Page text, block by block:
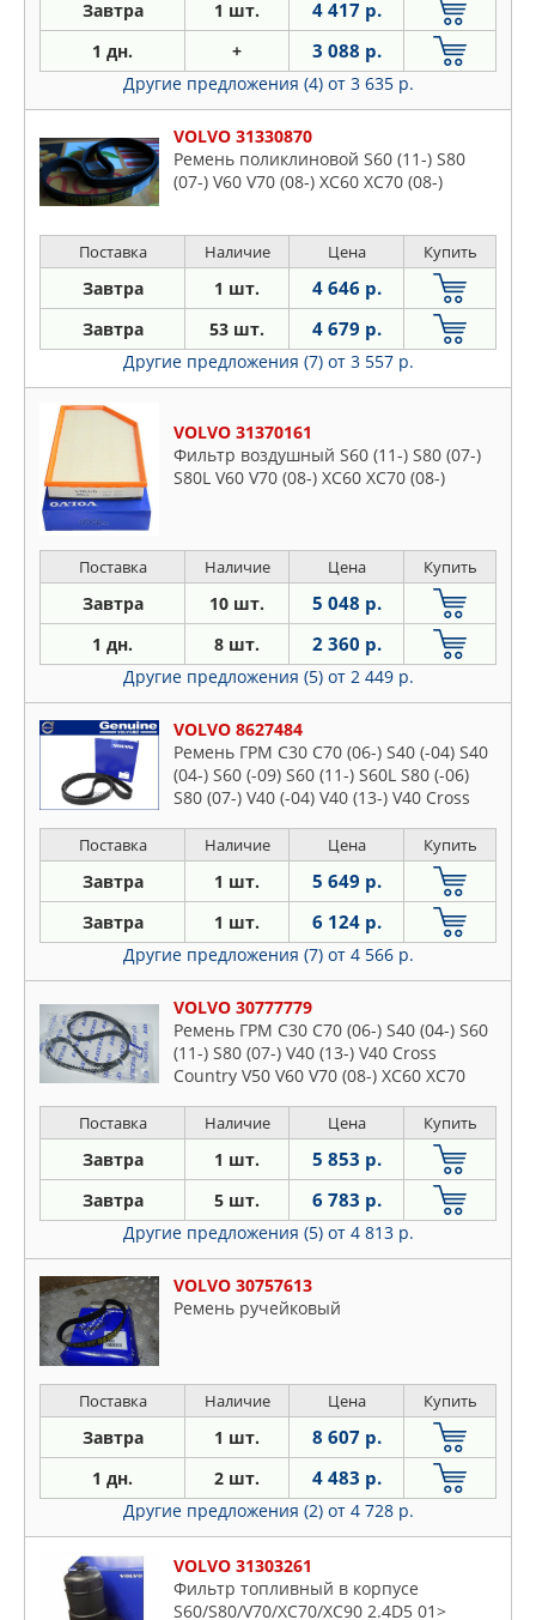
Завтра 1 шт. 4 417 р.
1 дн. + 3 088 р.
Другие предложения (4) от 3 635 р.
VOLVO 31330870
Ремень поликлиновой S60 (11-) S80
(07-) V60 V70 (08-) XC60 XC70 (08-)
Поставка Наличие Цена Купить
Завтра 1 шт. 4 646 р.
Завтра 53 шт. 4 679 р.
Другие предложения (7) от 3 557 р.
VOLVO 31370161
Фильтр воздушный S60 (11-) S80 (07-)
S80L V60 V70 (08-) XC60 XC70 (08-)
Поставка Наличие Цена Купить
Завтра 10 шт. 5 048 р.
1 дн. 8 шт. 2 360 р.
Другие предложения (5) от 2 449 р.
VOLVO 8627484
Ремень ГРМ C30 C70 (06-) S40 (-04) S40
(04-) S60 (-09) S60 (11-) S60L S80 (-06)
S80 (07-) V40 (-04) V40 (13-) V40 Cross
Поставка Наличие Цена Купить
Завтра 1 шт. 5 649 р.
Завтра 1 шт. 6 124 р.
Другие предложения (7) от 4 566 р.
VOLVO 30777779
Ремень ГРМ C30 C70 (06-) S40 (04-) S60
(11-) S80 (07-) V40 (13-) V40 Cross
Country V50 V60 V70 (08-) XC60 XC70
Поставка Наличие Цена Купить
Завтра 1 шт. 5 853 р.
Завтра 5 шт. 6 783 р.
Другие предложения (5) от 4 813 р.
VOLVO 30757613
Ремень ручейковый
Поставка Наличие Цена Купить
Завтра 1 шт. 8 607 р.
1 дн. 2 шт. 4 483 р.
Другие предложения (2) от 4 728 р.
VOLVO 31303261
Фильтр топливный в корпусе
S60/S80/V70/XC70/XC90 2.4D5 01>